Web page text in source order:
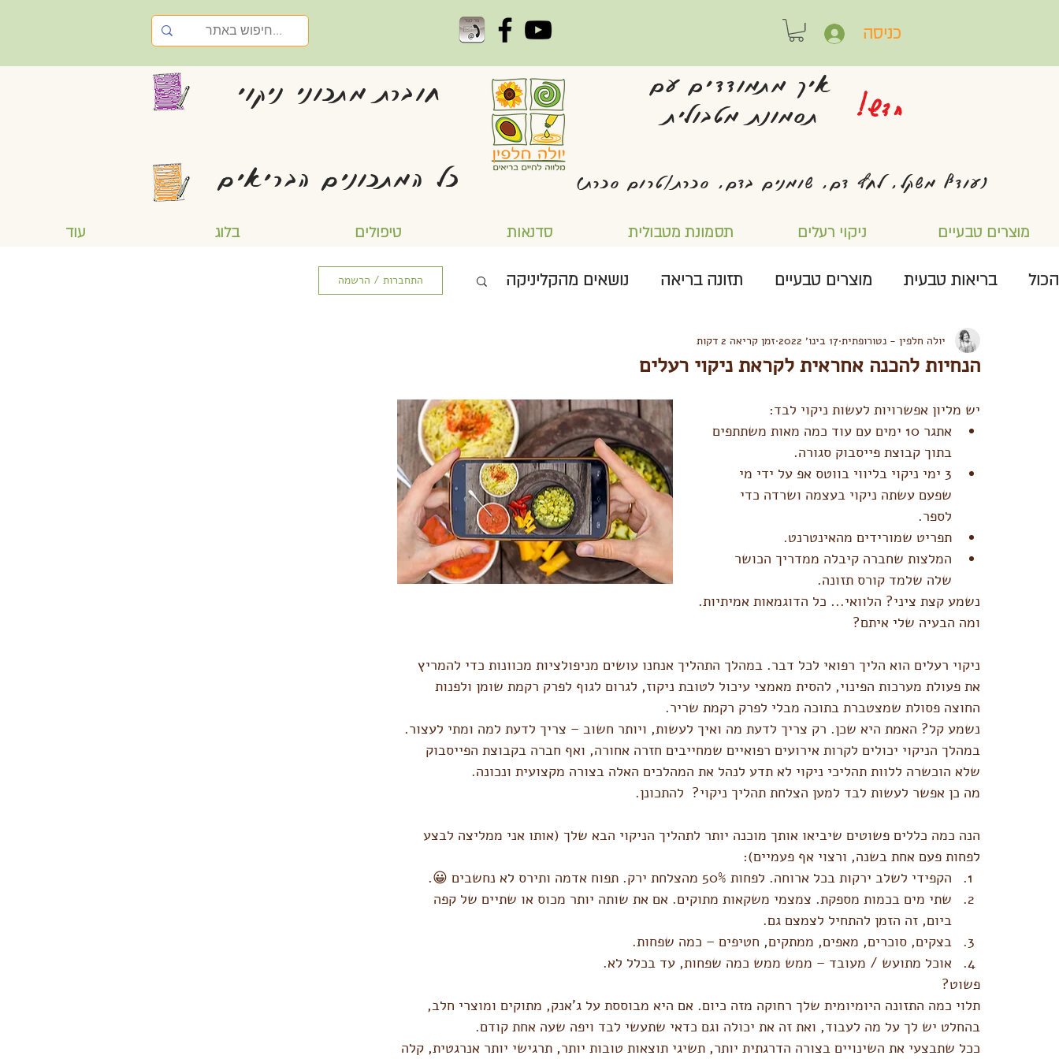
כניסה
חוברת מתכוני ניקוי
כל המתכונים הבריאים
איך מתמודדים עם
תסמונת מטבולית
חדש!
(עודף משקל, לחץ דם, שומנים בדם, סכרת/טרום סכרת)
מוצרים טבעיים ניקוי רעלים תסמונת מטבולית סדנאות טיפולים בלוג עוד
הכול בריאות טבעית מוצרים טבעיים תזונה בריאה נושאים מהקליניקה התחברות / הרשמה
הנחיות להכנה אחראית לקראת ניקוי רעלים
יולה חלפין - נטורופתית 17 בינו׳ 2022 זמן קריאה 2 דקות
יש מליון אפשרויות לעשות ניקוי לבד:
אתגר 10 ימים עם עוד כמה מאות משתתפים
בתוך קבוצת פייסבוק סגורה.
3 ימי ניקוי בליווי בווטס אפ על ידי מי
שפעם עשתה ניקוי בעצמה ושרדה כדי
לספר.
תפריט שמורידים מהאינטרנט.
המלצות שחברה קיבלה ממדריך הכושר
שלה שלמד קורס תזונה.
נשמע קצת ציני? הלוואי... כל הדוגמאות אמיתיות.
ומה הבעיה שלי איתם?
ניקוי רעלים הוא הליך רפואי לכל דבר. במהלך התהליך אנחנו עושים מניפולציות מכוונות כדי להמריץ
את פעולת מערכות הפינוי, להסית מאמצי עיכול לטובת ניקוז, לגרום לגוף לפרק רקמת שומן ולפנות
החוצה פסולת שמצטברת בתוכה מבלי לפרק רקמת שריר.
נשמע קל? האמת היא שכן. רק צריך לדעת מה ואיך לעשות, ויותר חשוב – צריך לדעת למה ומתי לעצור.
במהלך הניקוי יכולים לקרות אירועים רפואיים שמחייבים חזרה אחורה, ואף חברה בקבוצת הפייסבוק
שלא הוכשרה ללוות תהליכי ניקוי לא תדע לנהל את המהלכים האלה בצורה מקצועית ונכונה.
מה כן אפשר לעשות לבד למען הצלחת תהליך ניקוי?  להתכונן.
הנה כמה כללים פשוטים שיביאו אותך מוכנה יותר לתהליך הניקוי הבא שלך (אותו אני ממליצה לבצע
לפחות פעם אחת בשנה, ורצוי אף פעמיים):
הקפידי לשלב ירקות בכל ארוחה. לפחות 50% מהצלחת ירק. תפוח אדמה ותירס לא נחשבים 😀.
שתי מים בכמות מספקת. צמצמי משקאות מתוקים. אם את שותה יותר מכוס או שתיים של קפה
ביום, זה הזמן להתחיל לצמצם גם.
בצקים, סוכרים, מאפים, ממתקים, חטיפים – כמה שפחות.
אוכל מתועש / מעובד – ממש ממש כמה שפחות, עד בכלל לא.
פשוט?
תלוי כמה התזונה היומיומית שלך רחוקה מזה כיום. אם היא מבוססת על ג'אנק, מתוקים ומוצרי חלב,
בהחלט יש לך על מה לעבוד, ואת זה את יכולה וגם כדאי שתעשי לבד ויפה שעה אחת קודם.
ככל שתבצעי את השינויים בצורה הדרגתית יותר, תשיגי תוצאות טובות יותר, תרגישי יותר אנרגטית, קלה